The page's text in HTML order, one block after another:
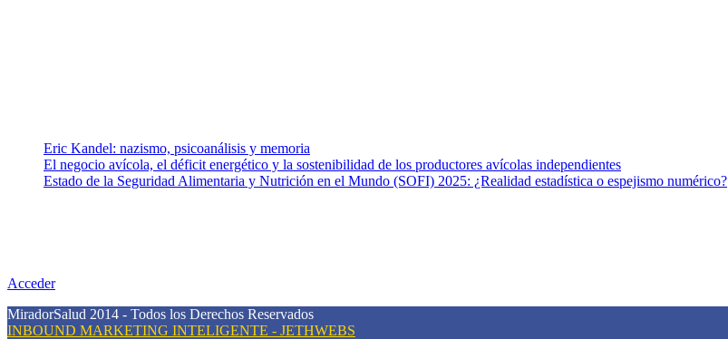
Eric Kandel: nazismo, psicoanálisis y memoria
El negocio avícola, el déficit energético y la sostenibilidad de los productores avícolas independientes
Estado de la Seguridad Alimentaria y Nutrición en el Mundo (SOFI) 2025: ¿Realidad estadística o espejismo numérico?
Acceder
MiradorSalud 2014 - Todos los Derechos Reservados
INBOUND MARKETING INTELIGENTE - JETHWEBS